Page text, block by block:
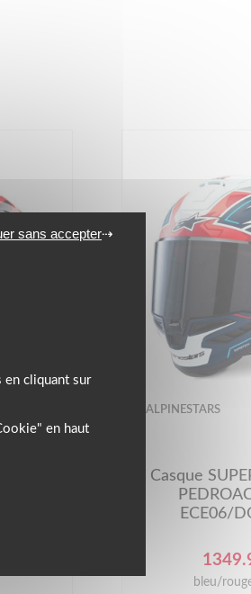
ALPINESTARS
Casque
ECE06/
bleu/
en cliquant sur
en haut
sans accepter